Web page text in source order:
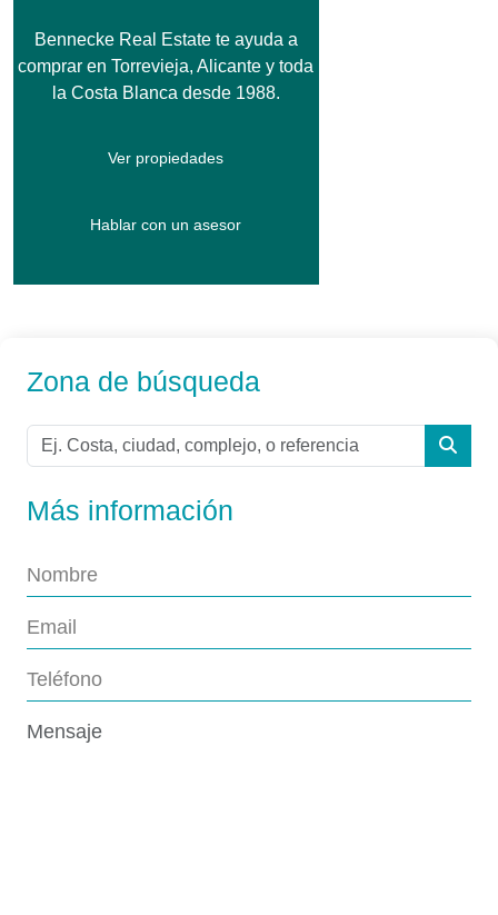
Bennecke Real Estate te ayuda a
comprar en Torrevieja, Alicante y toda
la Costa Blanca desde 1988.
Ver propiedades
Hablar con un asesor
Zona de búsqueda
Más información